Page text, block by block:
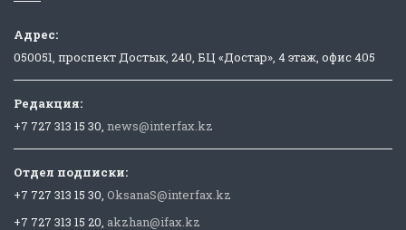
Адрес:
050051, проспект Достык, 240, БЦ «Достар», 4 этаж, офис 405
Редакция:
+7 727 313 15 30, news@interfax.kz
Отдел подписки:
+7 727 313 15 30, OksanaS@interfax.kz
+7 727 313 15 20, akzhan@ifax.kz